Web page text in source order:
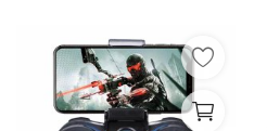
Contacto
Acceso